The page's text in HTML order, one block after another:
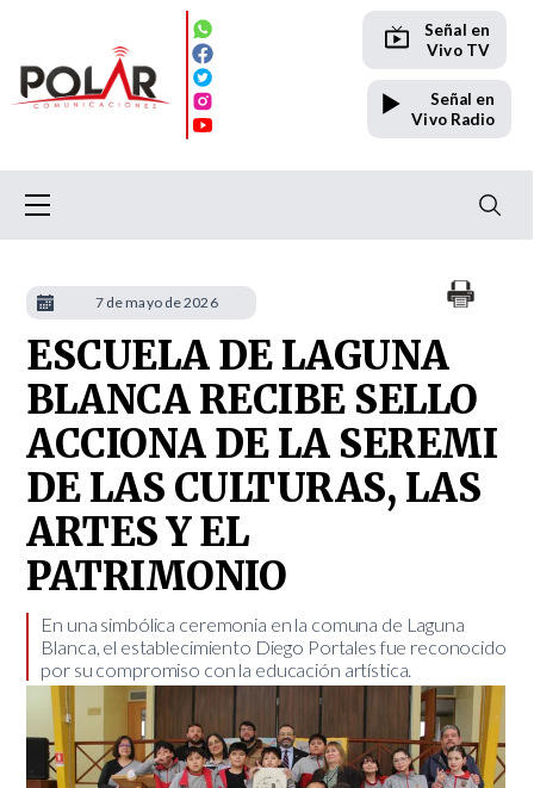
Señal en
Vivo TV
Señal en
Vivo Radio
ESCUELA DE LAGUNA
BLANCA RECIBE SELLO
ACCIONA DE LA SEREMI
DE LAS CULTURAS, LAS
ARTES Y EL
PATRIMONIO
En una simbólica ceremonia en la comuna de Laguna
Blanca, el establecimiento Diego Portales fue reconocido
por su compromiso con la educación artística.
7 de mayo de 2026